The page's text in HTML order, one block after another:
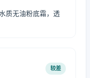
质无油粉底霜，透
较差